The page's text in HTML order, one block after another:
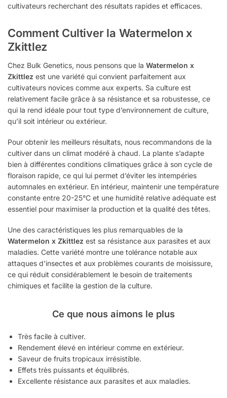
cultivateurs recherchant des résultats rapides et efficaces.
Comment Cultiver la Watermelon x
Zkittlez
Chez Bulk Genetics, nous pensons que la Watermelon x
Zkittlez est une variété qui convient parfaitement aux
cultivateurs novices comme aux experts. Sa culture est
relativement facile grâce à sa résistance et sa robustesse, ce
qui la rend idéale pour tout type d’environnement de culture,
qu’il soit intérieur ou extérieur.
Pour obtenir les meilleurs résultats, nous recommandons de la
cultiver dans un climat modéré à chaud. La plante s’adapte
bien à différentes conditions climatiques grâce à son cycle de
floraison rapide, ce qui lui permet d’éviter les intempéries
automnales en extérieur. En intérieur, maintenir une température
constante entre 20-25°C et une humidité relative adéquate est
essentiel pour maximiser la production et la qualité des têtes.
Une des caractéristiques les plus remarquables de la
Watermelon x Zkittlez est sa résistance aux parasites et aux
maladies. Cette variété montre une tolérance notable aux
attaques d’insectes et aux problèmes courants de moisissure,
ce qui réduit considérablement le besoin de traitements
chimiques et facilite la gestion de la culture.
Ce que nous aimons le plus
Très facile à cultiver.
Rendement élevé en intérieur comme en extérieur.
Saveur de fruits tropicaux irrésistible.
Effets très puissants et équilibrés.
Excellente résistance aux parasites et aux maladies.